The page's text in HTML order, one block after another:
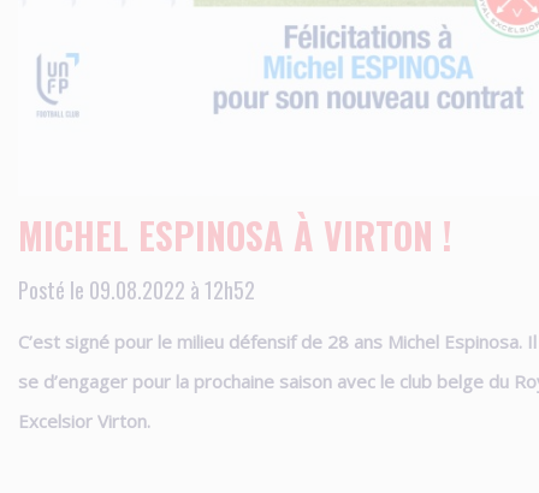
MICHEL ESPINOSA À VIRTON !
Posté le 09.08.2022 à 12h52
C’est signé pour le milieu défensif de 28 ans Michel Espinosa.
se d’engager pour la prochaine saison avec le club belge du
Excelsior Virton.